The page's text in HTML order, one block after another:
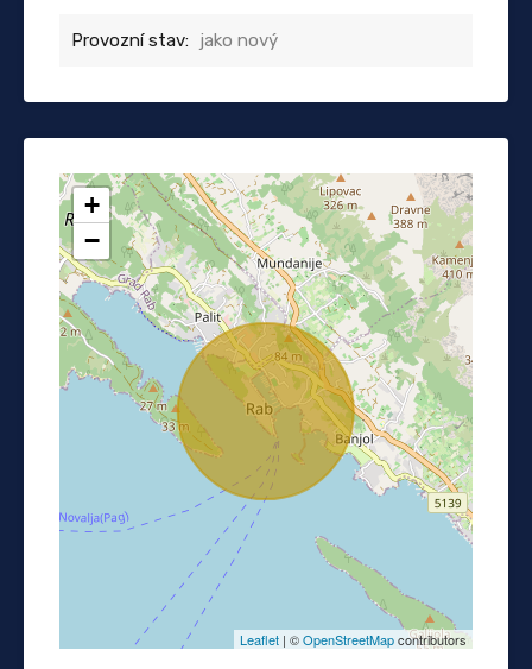
Provozní stav: jako nový
+
−
Leaflet | ©OpenStreetMapcontributors